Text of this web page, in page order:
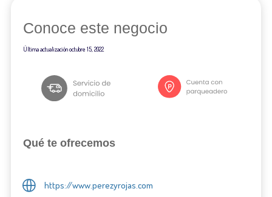
Conoce este negocio
Última actualizaciónoctubre 15, 2022
Qué te ofrecemos
https://www.perezyrojas.com